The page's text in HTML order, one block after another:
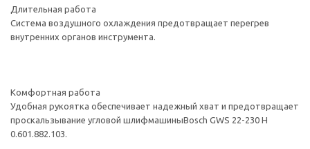
Длительная работа
Система воздушного охлаждения предотвращает перегрев
внутренних органов инструмента.
Комфортная работа
Удобная рукоятка обеспечивает надежный хват и предотвращает
проскальзывание угловой шлифмашиныBosch GWS 22-230 H
0.601.882.103.